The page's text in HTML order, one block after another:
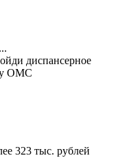
диспансерное
ОМС
323 тыс. рублей